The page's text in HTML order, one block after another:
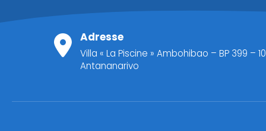
Adresse
Villa « La Piscine » Ambohibao – BP 399 –
Antananarivo